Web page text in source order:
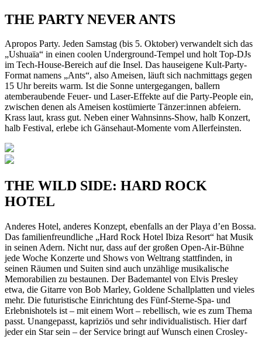
THE PARTY NEVER ANTS
Apropos Party. Jeden Samstag (bis 5. Oktober) verwandelt sich das
„Ushuaïa“ in einen coolen Underground-Tempel und holt Top-DJs
im Tech-House-Bereich auf die Insel. Das hauseigene Kult-Party-
Format namens „Ants“, also Ameisen, läuft sich nachmittags gegen
15 Uhr bereits warm. Ist die Sonne untergegangen, ballern
atemberaubende Feuer- und Laser-Effekte auf die Party-People ein,
zwischen denen als Ameisen kostümierte Tänzer:innen abfeiern.
Krass laut, krass gut. Neben einer Wahnsinns-Show, halb Konzert,
halb Festival, erlebe ich Gänsehaut-Momente vom Allerfeinsten.
THE WILD SIDE: HARD ROCK
HOTEL
Anderes Hotel, anderes Konzept, ebenfalls an der Playa d’en Bossa.
Das familienfreundliche „Hard Rock Hotel Ibiza Resort“ hat Musik
in seinen Adern. Nicht nur, dass auf der großen Open-Air-Bühne
jede Woche Konzerte und Shows von Weltrang stattfinden, in
seinen Räumen und Suiten sind auch unzählige musikalische
Memorabilien zu bestaunen. Der Bademantel von Elvis Presley
etwa, die Gitarre von Bob Marley, Goldene Schallplatten und vieles
mehr. Die futuristische Einrichtung des Fünf-Sterne-Spa- und
Erlebnishotels ist – mit einem Wort – rebellisch, wie es zum Thema
passt. Unangepasst, kapriziös und sehr individualistisch. Hier darf
jeder ein Star sein – der Service bringt auf Wunsch einen Crosley-